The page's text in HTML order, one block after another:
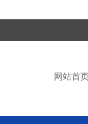
网站首